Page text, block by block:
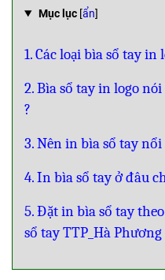
Mục lục [ẩn]
1. Các loại bìa sổ tay
2. Bìa sổ tay in logo
?
3. Nên in bìa sổ tay
4. In bìa sổ tay ở đâu
5. Đặt in bìa sổ tay
sổ tay TTP_Hà Phương